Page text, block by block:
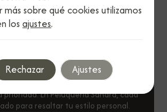
donde la belleza y el cuidado del
En Peluquería Sandra, cada
para resaltar tu estilo personal.
más sobre qué cookies utilizamos
losajustes.
Rechazar Ajustes